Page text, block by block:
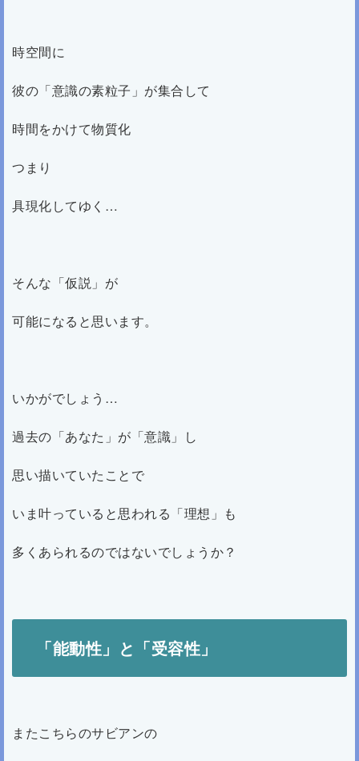
時空間に
彼の「意識の素粒子」が集合して
時間をかけて物質化
つまり
具現化してゆく…
そんな「仮説」が
可能になると思います。
いかがでしょう…
過去の「あなた」が「意識」し
思い描いていたことで
いま叶っていると思われる「理想」も
多くあられるのではないでしょうか？
「能動性」と「受容性」
またこちらのサビアンの